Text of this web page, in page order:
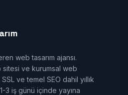
web tasarım ajansı.
sitesi ve kurumsal web
SSL ve temel SEO dahil yıllık
3 iş günü içinde yayına